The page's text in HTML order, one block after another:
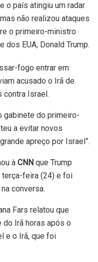
o país atingiu um radar
não realizou ataques
o primeiro-ministro
dos EUA, Donald Trump.
fogo entrar em
acusado o Irã de
contra Israel.
gabinete do primeiro-
a evitar novos
apreço por Israel”.
à CNN que Trump
terça-feira (24) e foi
conversa.
Fars relatou que
Irã horas após o
e o Irã, que foi